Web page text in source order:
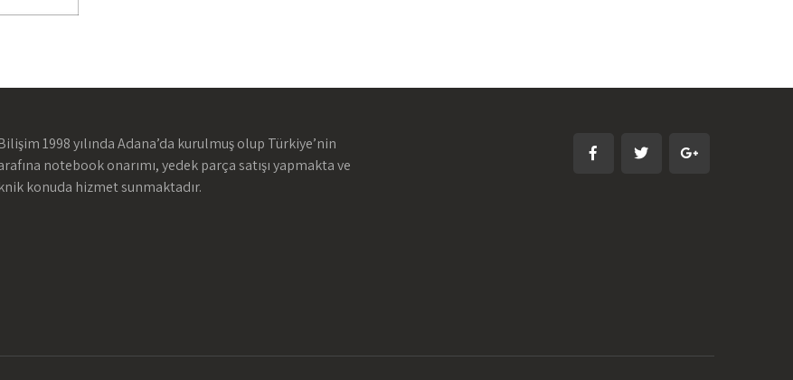
1998 yılında Adana’da kurulmuş olup Türkiye’nin
notebook onarımı, yedek parça satışı yapmakta ve
konuda hizmet sunmaktadır.